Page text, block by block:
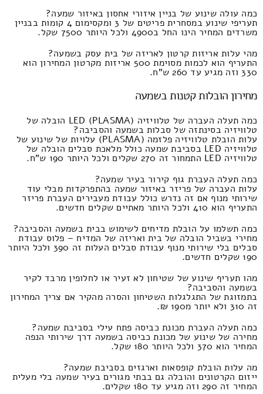
כמה עולה שינוע של בניין איזורי אחסון באיזור שמעה?
תעריפי שינוע במסחרית פריטים של 3 ומקסימום 4 קומות בבניין
משרדים המחיר הינו החל ב4900 ולכל היותר 7500 שקל.
מהי עלות אריזות קרטון לאריזה של בית עסק בשמעה?
התעריף הוא לכמות מסוימת 500 אריזות מקרטון המחירון הוא
330 וזה מגיע עד 260 ש"ח.
מחירון הובלות קטנות בשמעה
כמה תעלה העברה של טלוויזיה LED (PLASMA) הובלה של
טלוויזיה בסינתזה של סבלות בשמעה והסביבה?
עלות הובלת טלוויזיה פלזמה (PLASMA) עלויות של שינוע של
טלוויזיה LED בסביבת שמעה כולל מלאכת סבלים הובלה של
טלוויזיה LED התמחור זה 270 שקלים ולכל היותר 190 ש"ח.
כמה תעלה העברת גוף קירור בעיר שמעה?
עלות העברה של פריזר באיזור שמעה בהתפרקדות מבלי עוד
שירותי מנוף אם זה נדרש כולל עבודת מעבירים העברת פריזר
התעריף הוא 410 ולכל היותר מאתיים שקלים חדשים.
כמה תשלמו על הובלת מדיחים לשימוש בבית בשמעה והסביבה?
מחירי בשביל הובלה של בית ואריזה של המדיח – פלוס עבודת
סבלים בלי שירותי מנוף עבודת סבלים העלות זה 390 ולכל היותר
190 שקלים חדשים.
מהו תעריף שינוע של שטיחון לא זעיר או לחלופין מרבד לקיר
בשמעה והסביבה?
בתמזוגת של התגלגלות השטיחון והסרה מהקיר אם צריך המחירון
זה 310 ולא יותר מ190 ₪.
כמה תעלה העברת מכונת כביסה פתח עילי בסביבת שמעה?
מחירה של שינוע של מכונת כביסה בשמעה דרך שירותי הנפה
המחיר הוא 370 ולכל היותר 180 שקל.
מה עלות הובלת קופסאות וארגזים בסביבת שמעה?
ייזום הקרטונים והובלה גם בבתי מגורים בעיר שמעה בלי מעלית
המחיר זה 290 וזה מגיע עד 180 שקלים.